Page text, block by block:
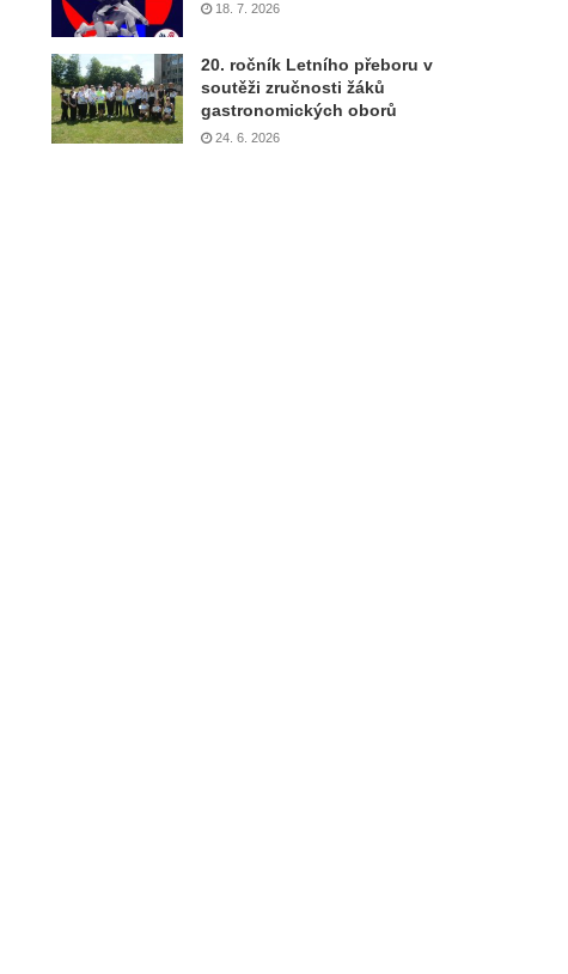
18. 7. 2026
20. ročník Letního přeboru v
soutěži zručnosti žáků
gastronomických oborů
24. 6. 2026